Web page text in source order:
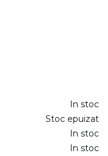
In stoc
Stoc epuizat
In stoc
In stoc